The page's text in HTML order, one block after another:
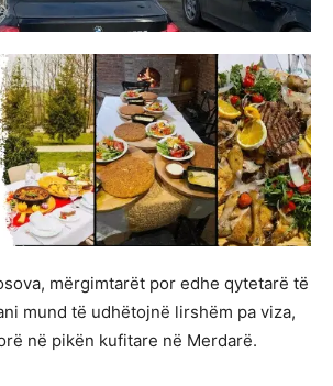
mërgimtarët por edhe qytetarë të
mund të udhëtojnë lirshëm pa viza,
në pikën kufitare në Merdarë.